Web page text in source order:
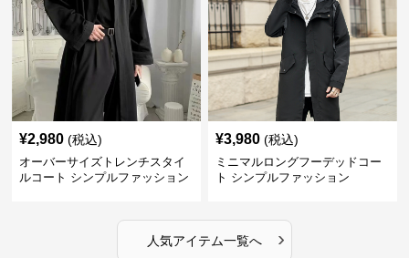
¥2,980 (税込)
オーバーサイズトレンチスタイ
ルコート シンプルファッション
¥3,980 (税込)
ミニマルロングフーデッドコー
ト シンプルファッション
人気アイテム一覧へ ›